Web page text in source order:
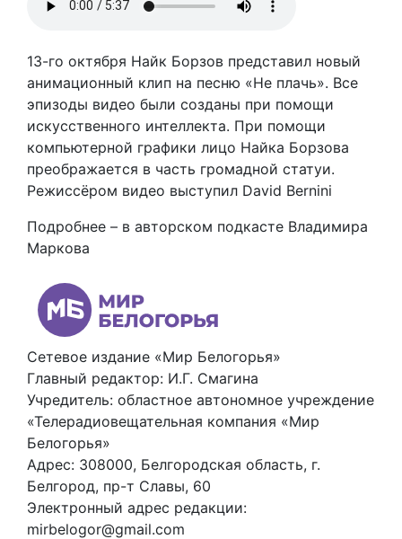
13-го октября Найк Борзов представил новый
анимационный клип на песню «Не плачь». Все
эпизоды видео были созданы при помощи
искусственного интеллекта. При помощи
компьютерной графики лицо Найка Борзова
преображается в часть громадной статуи.
Режиссёром видео выступил David Bernini
Подробнее – в авторском подкасте Владимира
Маркова
Сетевое издание «Мир Белогорья»
Главный редактор: И.Г. Смагина
Учредитель: областное автономное учреждение
«Телерадиовещательная компания «Мир
Белогорья»
Адрес: 308000, Белгородская область, г.
Белгород, пр-т Славы, 60
Электронный адрес редакции:
mirbelogor@gmail.com